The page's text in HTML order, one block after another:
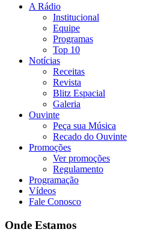
A Rádio
Institucional
Equipe
Programas
Top 10
Notícias
Receitas
Revista
Blitz Espacial
Galeria
Ouvinte
Peça sua Música
Recado do Ouvinte
Promoções
Ver promoções
Regulamento
Programação
Vídeos
Fale Conosco
Onde Estamos